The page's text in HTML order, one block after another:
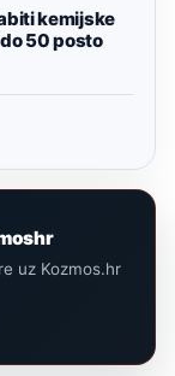
kemijske
50 posto
uz Kozmos.hr